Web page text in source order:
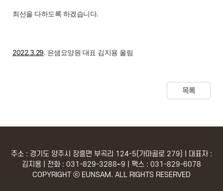
최선을 다하도록 하겠습니다.
2022.3.29. 은샘요양원 대표 김지용 올림
목록
주소 : 경기도 양주시 장흥면 부곡리 124-5(가마골로 279) | 대표자 :
김지용 | 전화 : 031-829-3288~9 | 팩스 : 031-829-6078
COPYRIGHT ⓒ EUNSAM. ALL RIGHTS RESERVED